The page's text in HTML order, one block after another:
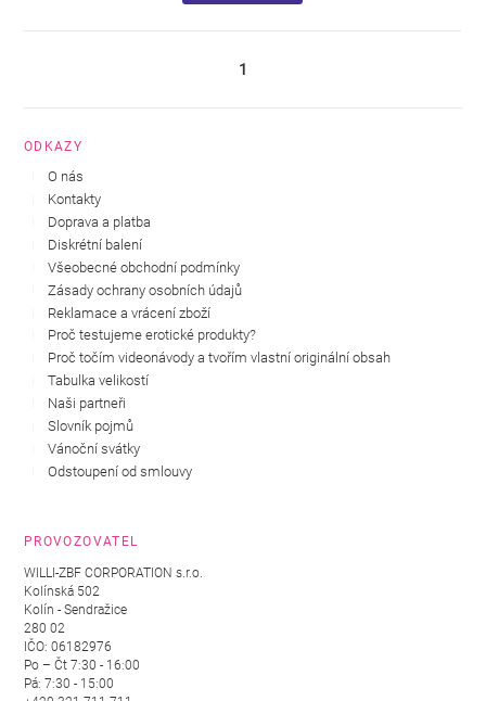
1
ODKAZY
O nás
Kontakty
Doprava a platba
Diskrétní balení
Všeobecné obchodní podmínky
Zásady ochrany osobních údajů
Reklamace a vrácení zboží
Proč testujeme erotické produkty?
Proč točím videonávody a tvořím vlastní originální obsah
Tabulka velikostí
Naši partneři
Slovník pojmů
Vánoční svátky
Odstoupení od smlouvy
PROVOZOVATEL
WILLI-ZBF CORPORATION s.r.o.
Kolínská 502
Kolín - Sendražice
280 02
IČO: 06182976
Po – Čt 7:30 - 16:00
Pá: 7:30 - 15:00